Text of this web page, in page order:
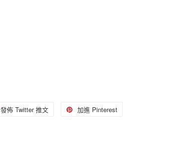
發佈 Twitter 推文 加進 Pinterest